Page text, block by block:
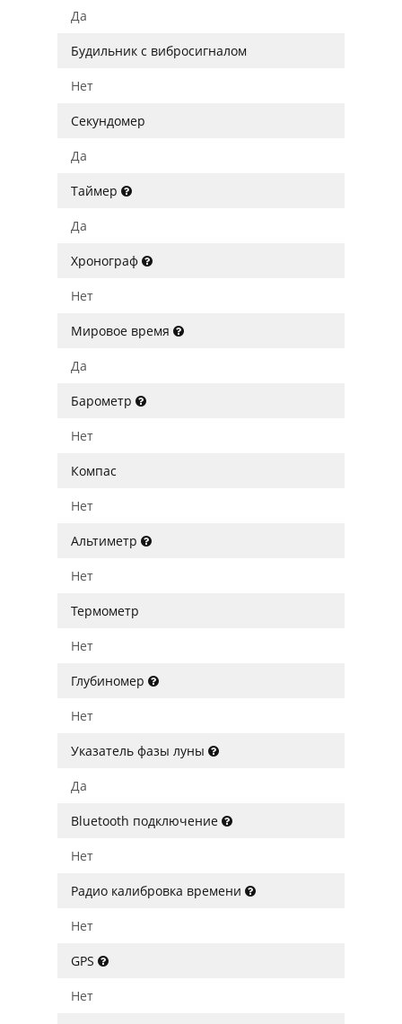
Да
Будильник с вибросигналом
Нет
Секундомер
Да
Таймер
Да
Хронограф
Нет
Мировое время
Да
Барометр
Нет
Компас
Нет
Альтиметр
Нет
Термометр
Нет
Глубиномер
Нет
Указатель фазы луны
Да
Bluetooth подключение
Нет
Радио калибровка времени
Нет
GPS
Нет